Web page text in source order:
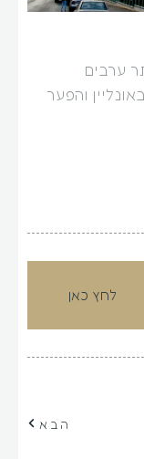
ערבים
והפער
לחץ כאן
הבא